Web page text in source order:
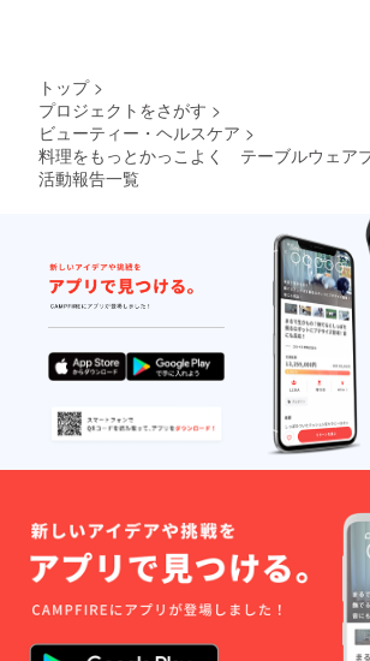
トップ >
プロジェクトをさがす >
ビューティー・ヘルスケア >
料理をもっとかっこよく テーブルウェア
活動報告一覧